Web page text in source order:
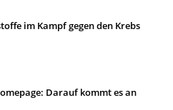
im Kampf gegen den Krebs
Darauf kommt es an